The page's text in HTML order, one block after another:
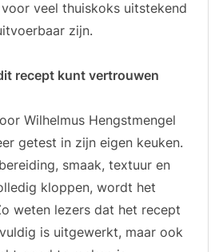
veel thuiskoks uitstekend
zijn.
recept kunt vertrouwen
Wilhelmus Hengstmengel
getest in zijn eigen keuken.
smaak, textuur en
kloppen, wordt het
weten lezers dat het recept
is uitgewerkt, maar ook